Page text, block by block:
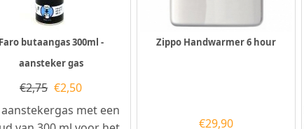
Faro butaangas 300ml -
aansteker gas
€2,75 €2,50
met een
Zippo Handwarmer 6 hour
€29,90